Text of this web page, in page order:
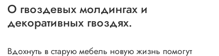
О гвоздевых молдингах и
декоративных гвоздях.
Вдохнуть в старую мебель новую жизнь помогут